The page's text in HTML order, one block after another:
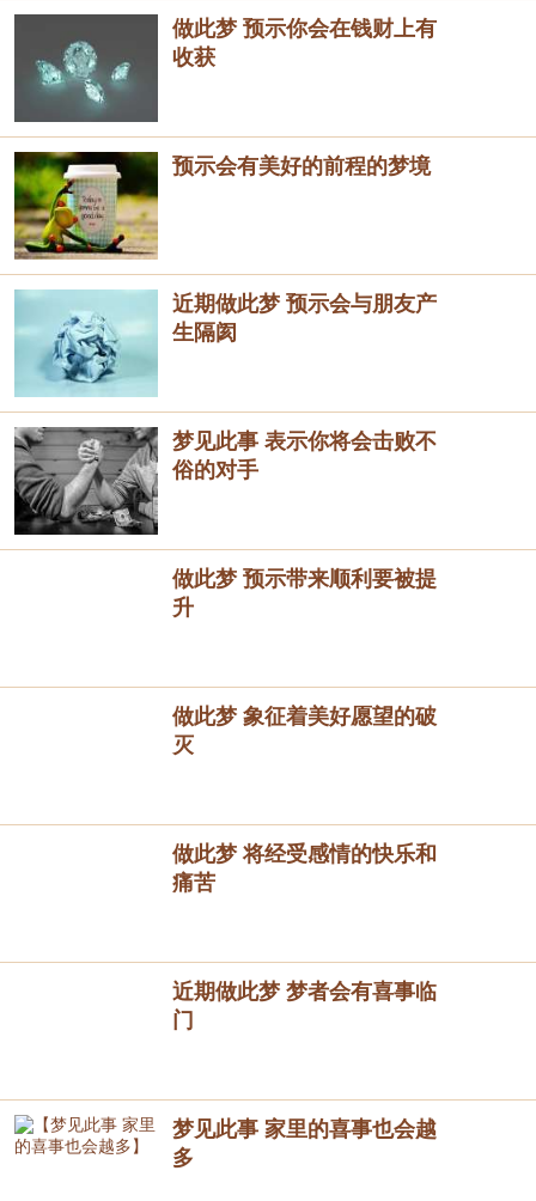
做此梦 预示你会在钱财上有
收获
预示会有美好的前程的梦境
近期做此梦 预示会与朋友产
生隔阂
梦见此事 表示你将会击败不
俗的对手
做此梦 预示带来顺利要被提
升
做此梦 象征着美好愿望的破
灭
做此梦 将经受感情的快乐和
痛苦
近期做此梦 梦者会有喜事临
门
梦见此事 家里的喜事也会越
多